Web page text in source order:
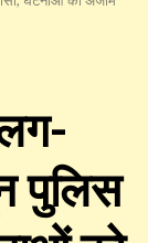
पुलिस